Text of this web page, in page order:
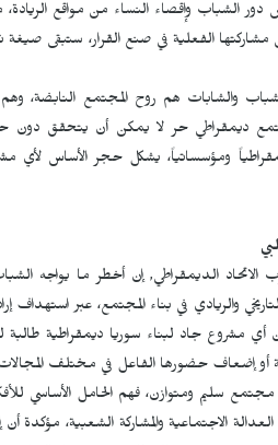
الشباب وإقصاء النساء من مواقع
مشاركتها الفعلية في صنع القرار، ستبقى صيغة
والشابات هم روح المجتمع النابضة، وهم
ديمقراطي حر لا يمكن أن يتحقق دون
ومؤسساتياً، يشكل حجر الأساس لأي
الديمقراطي, إن أخطر ما يواجه
والريادي في بناء المجتمع، عبر استهداف
أي مشروع جاد لبناء سوريا ديمقراطية
إضعاف حضورها الفاعل في مختلف المجالات
سليم ومتوازن، فهم الحامل الأساسي
الاجتماعية والمشاركة الشعبية، مؤكدة